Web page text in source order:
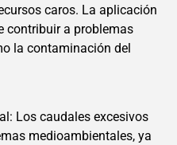
caros. La aplicación
contribuir a problemas
la contaminación del
Los caudales excesivos
medioambientales, ya